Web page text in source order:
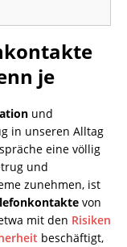
je
und
in unseren Alltag
eine völlig
und
zunehmen, ist
von
mit den Risiken
beschäftigt,